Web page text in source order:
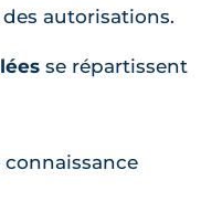
autorisations.
se répartissent